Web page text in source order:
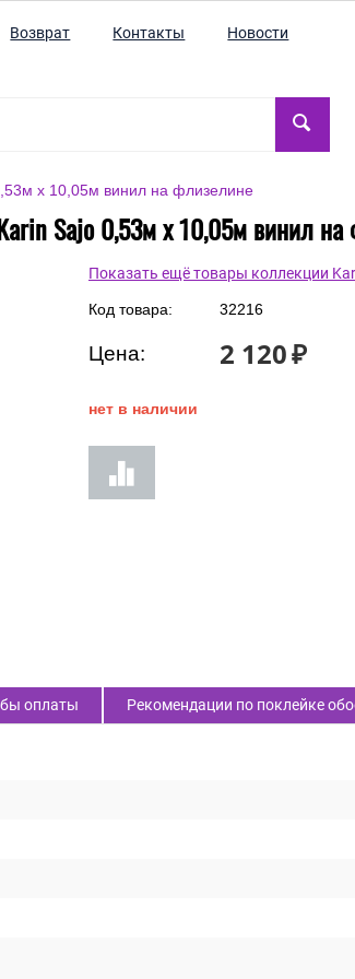
Возврат Контакты Новости
x 10,05м винил на флизелине
Sajo 0,53м x 10,05м винил
Показать ещё товары коллекции
Код товара: 32216
Цена: 2 120₽
нет в наличии
оплаты Рекомендации по поклейке